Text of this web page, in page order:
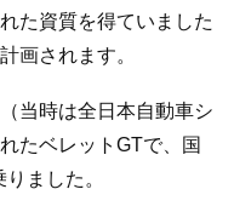
た資質を得ていました
画されます。
当時は全日本自動車シ
たベレットGTで、国
ました。